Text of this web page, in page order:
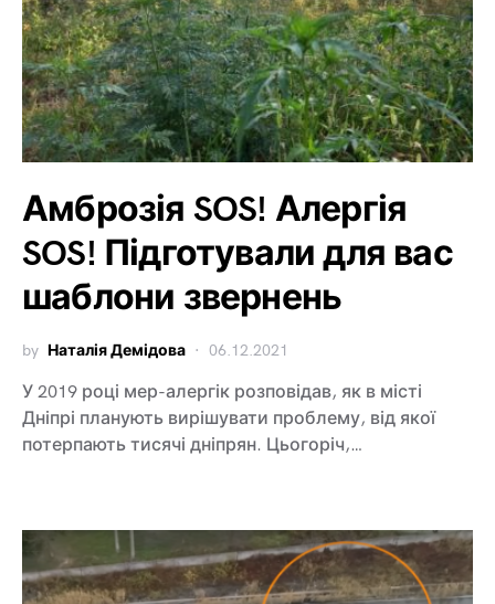
Амброзія SOS! Алергія
SOS! Підготували для вас
шаблони звернень
by Наталія Демідова 06.12.2021
У 2019 році мер-алергік розповідав, як в місті
Дніпрі планують вирішувати проблему, від якої
потерпають тисячі дніпрян. Цьогоріч,…